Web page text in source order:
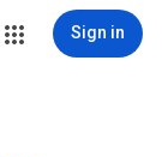
Sign in